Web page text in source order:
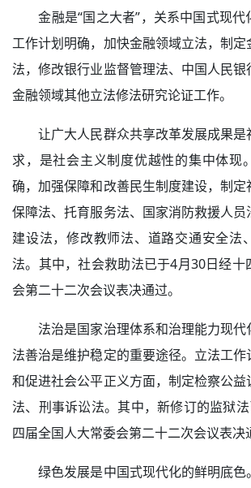
金融是“国之大者”，关系中国式现代
工作计划明确，加快金融领域立法，制
法，修改银行业监督管理法、中国人民
金融领域其他立法修法研究论证工作。
让广大人民群众共享改革发展成果是
求，是社会主义制度优越性的集中体现
确，加强保障和改善民生制度建设，制
保障法、托育服务法、国家消防救援人
建设法，修改教师法、道路交通安全法
法。其中，社会救助法已于4月30日经十
会第二十二次会议表决通过。
法治是国家治理体系和治理能力现代
法善治是维护稳定的重要途径。立法工
和促进社会公平正义方面，制定检察公
法、刑事诉讼法。其中，新修订的监狱
四届全国人大常委会第二十二次会议表决
绿色发展是中国式现代化的鲜明底色